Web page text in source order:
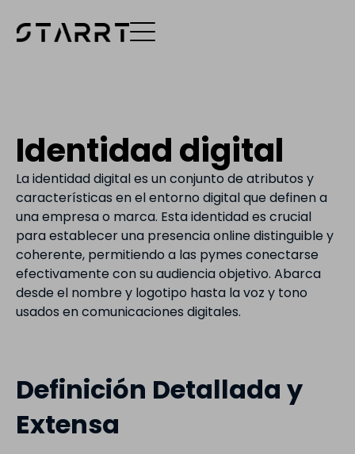
Identidad digital
La identidad digital es un conjunto de atributos y
características en el entorno digital que definen a
una empresa o marca. Esta identidad es crucial
para establecer una presencia online distinguible y
coherente, permitiendo a las pymes conectarse
efectivamente con su audiencia objetivo. Abarca
desde el nombre y logotipo hasta la voz y tono
usados en comunicaciones digitales.
Definición Detallada y
Extensa